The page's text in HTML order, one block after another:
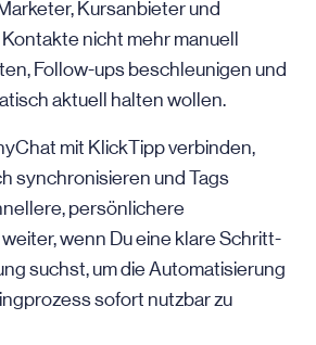
Kursanbieter und
nicht mehr manuell
Follow-ups beschleunigen und
aktuell halten wollen.
mit KlickTipp verbinden,
synchronisieren und Tags
persönlichere
wenn Du eine klare Schritt-
suchst, um die Automatisierung
sofort nutzbar zu